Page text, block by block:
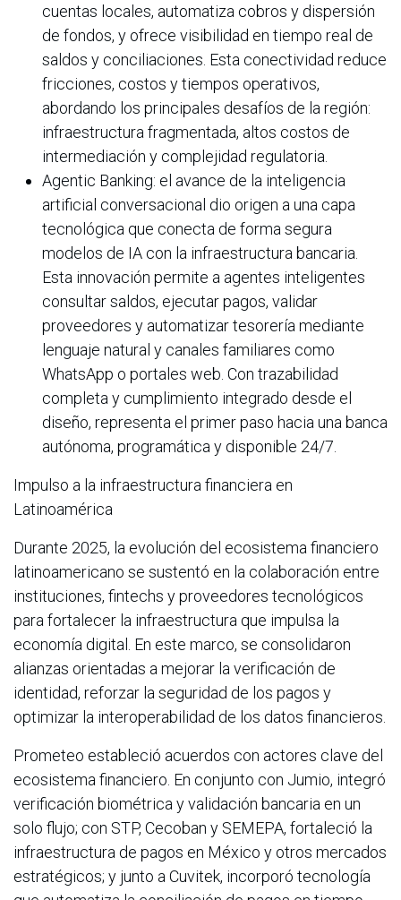
cuentas locales, automatiza cobros y dispersión
de fondos, y ofrece visibilidad en tiempo real de
saldos y conciliaciones. Esta conectividad reduce
fricciones, costos y tiempos operativos,
abordando los principales desafíos de la región:
infraestructura fragmentada, altos costos de
intermediación y complejidad regulatoria.
Agentic Banking: el avance de la inteligencia
artificial conversacional dio origen a una capa
tecnológica que conecta de forma segura
modelos de IA con la infraestructura bancaria.
Esta innovación permite a agentes inteligentes
consultar saldos, ejecutar pagos, validar
proveedores y automatizar tesorería mediante
lenguaje natural y canales familiares como
WhatsApp o portales web. Con trazabilidad
completa y cumplimiento integrado desde el
diseño, representa el primer paso hacia una banca
autónoma, programática y disponible 24/7.
Impulso a la infraestructura financiera en
Latinoamérica
Durante 2025, la evolución del ecosistema financiero
latinoamericano se sustentó en la colaboración entre
instituciones, fintechs y proveedores tecnológicos
para fortalecer la infraestructura que impulsa la
economía digital. En este marco, se consolidaron
alianzas orientadas a mejorar la verificación de
identidad, reforzar la seguridad de los pagos y
optimizar la interoperabilidad de los datos financieros.
Prometeo estableció acuerdos con actores clave del
ecosistema financiero. En conjunto con Jumio, integró
verificación biométrica y validación bancaria en un
solo flujo; con STP, Cecoban y SEMEPA, fortaleció la
infraestructura de pagos en México y otros mercados
estratégicos; y junto a Cuvitek, incorporó tecnología